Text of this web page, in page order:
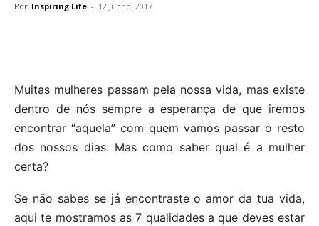
Por Inspiring Life - 12 Junho, 2017
Muitas mulheres passam pela nossa vida, mas existe
dentro de nós sempre a esperança de que iremos
encontrar “aquela” com quem vamos passar o resto
dos nossos dias. Mas como saber qual é a mulher
certa?
Se não sabes se já encontraste o amor da tua vida,
aqui te mostramos as 7 qualidades a que deves estar